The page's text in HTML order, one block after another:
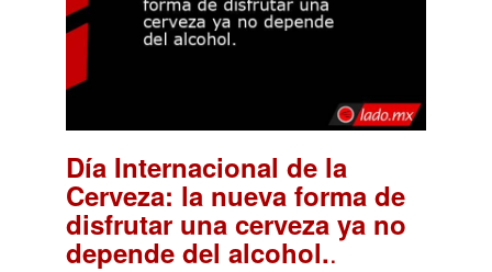
Día Internacional de la
Cerveza: la nueva forma de
disfrutar una cerveza ya no
depende del alcohol..